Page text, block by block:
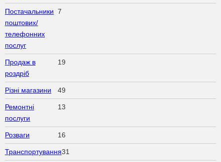
Постачальники
поштових/
телефонних
послуг
7
Продаж в
роздріб
19
Різні магазини 49
Ремонтні
послуги
13
Розваги 16
Транспортування31